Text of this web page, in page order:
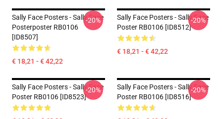
Sally Face Posters - Sally Face
Posterposter RB0106
[ID8507]
€ 18,21 - € 42,22
-20%
Sally Face Posters - Sally Face
Poster RB0106 [ID8512]
€ 18,21 - € 42,22
-20%
Sally Face Posters - Sally Face
Poster RB0106 [ID8523]
-20%
Sally Face Posters - Sally Face
Poster RB0106 [ID8516]
-20%